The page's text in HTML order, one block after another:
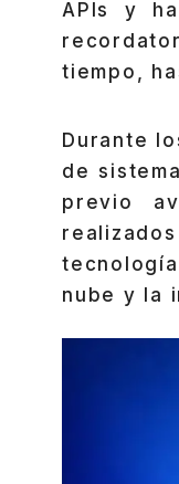
APIs y
tiempo,
Durante
de
previo
nube y la